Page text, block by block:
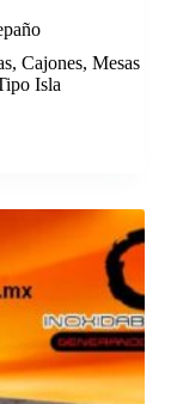
Cajones, Mesas
Isla